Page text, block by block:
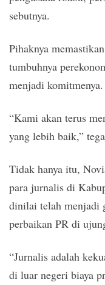
sebutnya.
Pihaknya
tumbuhnya
menjadi komitmenya.
“Kami akan terus
yang lebih baik,”
Tidak hanya itu,
para jurnalis di
dinilai telah menjadi
perbaikan PR di
“Jurnalis adalah
di luar negeri biaya